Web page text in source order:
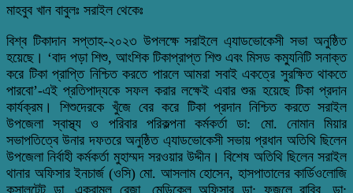
মাহবুব খান বাবুলঃ সরাইল থেকেঃ
বিশ্ব টিকাদান সপ্তাহ-২০২৩ উপলক্ষে সরাইলে এ্যাডভোকেসী সভা অনুষ্ঠিত
হয়েছে। ‘বাদ পড়া শিশু, আংশিক টিকাপ্রাপ্ত শিশু এবং মিসড কম্যুনিটি সনাক্ত
করে টিকা প্রাপ্তি নিশ্চিত করতে পারলে আমরা সবাই একত্রে সুরক্ষিত থাকতে
পারবো’-এই প্রতিপাদ্যকে সফল করার লক্ষেই এবার শুরূ হয়েছে টিকা প্রদান
কার্যক্রম। শিশুদেরকে খুঁজে বের করে টিকা প্রদান নিশ্চিত করতে সরাইল
উপজেলা স্বাস্থ্য ও পরিবার পরিকল্পনা কর্মকর্তা ডা: মো. নোমান মিয়ার
সভাপতিত্বে উনার দফতরে অনুষ্ঠিত এ্যাডভোকেসী সভায় প্রধান অতিথি ছিলেন
উপজেলা নির্বাহী কর্মকর্তা মুহাম্মদ সরওয়ার উদ্দীন। বিশেষ অতিথি ছিলেন সরাইল
থানার অফিসার ইনচার্জ (ওসি) মো. আসলাম হোসেন, হাসপাতালের কার্ডিওলোজি
কন্সালটেন্ট ডা. একরামুল রেজা, মেডিকেল অফিসার ডা: ফজলে রাব্বি, ডা: